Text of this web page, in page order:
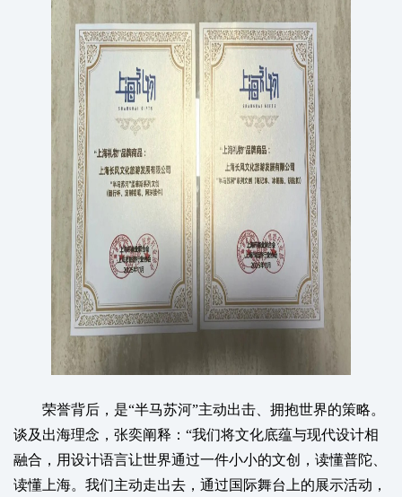
荣誉背后，是“半马苏河”主动出击、拥抱世界的策略。
谈及出海理念，张奕阐释：“我们将文化底蕴与现代设计相
融合，用设计语言让世界通过一件小小的文创，读懂普陀、
读懂上海。我们主动走出去，通过国际舞台上的展示活动，